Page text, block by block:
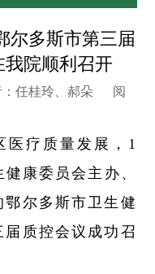
尔多斯市第三届
院顺利召开
：任桂玲、郝朵 阅
医疗质量发展，1
康委员会主办、
尔多斯市卫生健
质控会议成功召